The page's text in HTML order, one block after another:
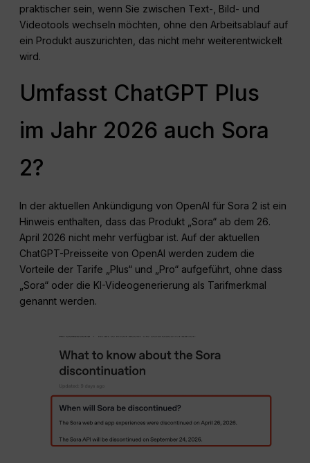
praktischer sein, wenn Sie zwischen Text-, Bild- und
Videotools wechseln möchten, ohne den Arbeitsablauf auf
ein Produkt auszurichten, das nicht mehr weiterentwickelt
wird.
Umfasst ChatGPT Plus
im Jahr 2026 auch Sora
2?
In der aktuellen Ankündigung von OpenAI für Sora 2 ist ein
Hinweis enthalten, dass das Produkt „Sora“ ab dem 26.
April 2026 nicht mehr verfügbar ist. Auf der aktuellen
ChatGPT-Preisseite von OpenAI werden zudem die
Vorteile der Tarife „Plus“ und „Pro“ aufgeführt, ohne dass
„Sora“ oder die KI-Videogenerierung als Tarifmerkmal
genannt werden.